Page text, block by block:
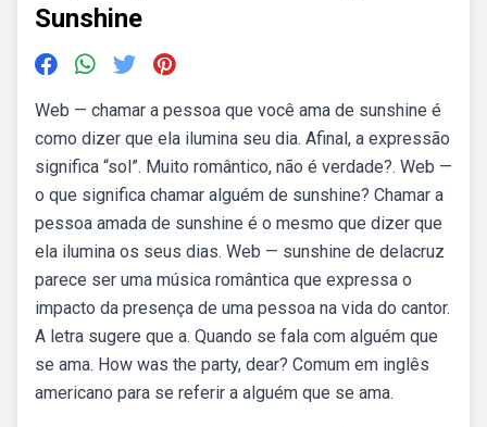
Sunshine
Web — chamar a pessoa que você ama de sunshine é
como dizer que ela ilumina seu dia. Afinal, a expressão
significa “sol”. Muito romântico, não é verdade?. Web —
o que significa chamar alguém de sunshine? Chamar a
pessoa amada de sunshine é o mesmo que dizer que
ela ilumina os seus dias. Web — sunshine de delacruz
parece ser uma música romântica que expressa o
impacto da presença de uma pessoa na vida do cantor.
A letra sugere que a. Quando se fala com alguém que
se ama. How was the party, dear? Comum em inglês
americano para se referir a alguém que se ama.